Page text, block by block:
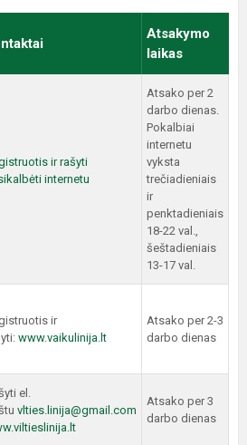
Atsakymo
laikas
ir rašyti
internetu
Atsako per 2
darbo dienas.
Pokalbiai
internetu
vyksta
trečiadieniais
ir
penktadieniais
18-22 val.,
šeštadieniais
13-17 val.
ir
www.vaikulinija.lt
Atsako per 2-3
darbo dienas
el.
vlties.linija@gmail.com
Atsako per 3
darbo dienas